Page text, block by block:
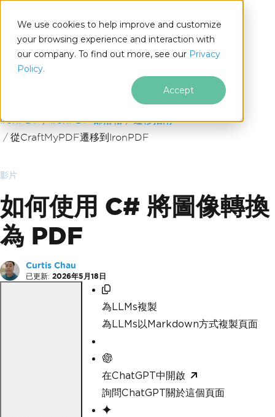
We use cookies to help improve and customize
your browsing experience and interaction with
our company. To find out more, see our Privacy
Policy.
Accept
.NET
跳至頁尾內容
IronPDF IronPDF 部落格
遷移指南
從CraftMyPDF遷移到IronPDF
影片
如何使用 C# 將圖像轉換
為 PDF
Curtis Chau
已更新: 2026年5月18日
為LLMs複製
為LLMs以Markdown方式複製頁面
在ChatGPT中開啟
詢問ChatGPT關於這個頁面